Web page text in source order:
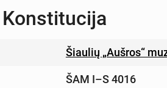
Šiaulių „Aušros“
ŠAM I–S 4016